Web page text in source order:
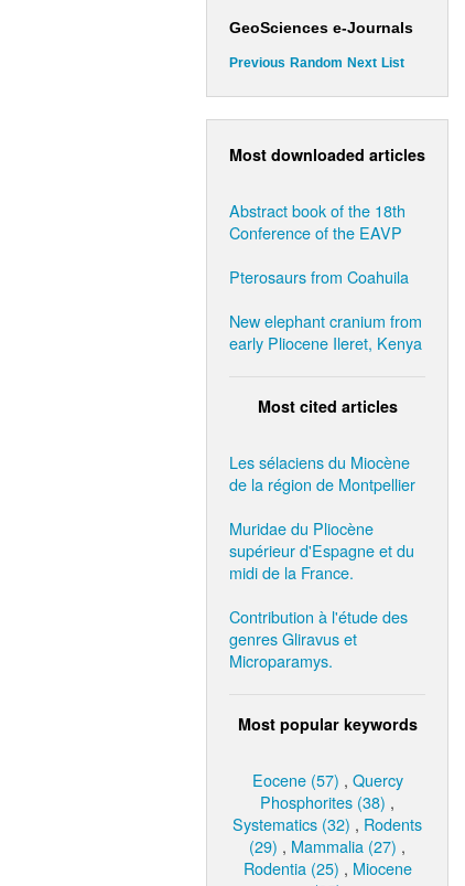
GeoSciences e-Journals
Previous Random Next List
Most downloaded articles
Abstract book of the 18th
Conference of the EAVP
Pterosaurs from Coahuila
New elephant cranium from
early Pliocene Ileret, Kenya
Most cited articles
Les sélaciens du Miocène
de la région de Montpellier
Muridae du Pliocène
supérieur d'Espagne et du
midi de la France.
Contribution à l'étude des
genres Gliravus et
Microparamys.
Most popular keywords
Eocene (57) , Quercy
Phosphorites (38) ,
Systematics (32) , Rodents
(29) , Mammalia (27) ,
Rodentia (25) , Miocene